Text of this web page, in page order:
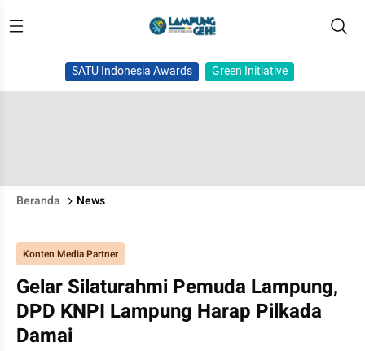
SATU Indonesia Awards Green Initiative
Beranda News
Konten Media Partner
Gelar Silaturahmi Pemuda Lampung,
DPD KNPI Lampung Harap Pilkada
Damai